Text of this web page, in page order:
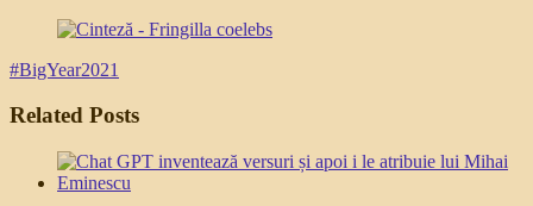
#BigYear2021
Related Posts